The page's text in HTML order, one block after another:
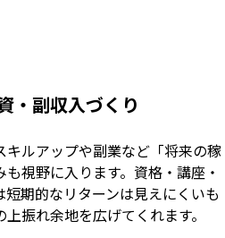
・副収入づくり
ルアップや副業など「将来の稼
視野に入ります。資格・講座・
期的なリターンは見えにくいも
振れ余地を広げてくれます。